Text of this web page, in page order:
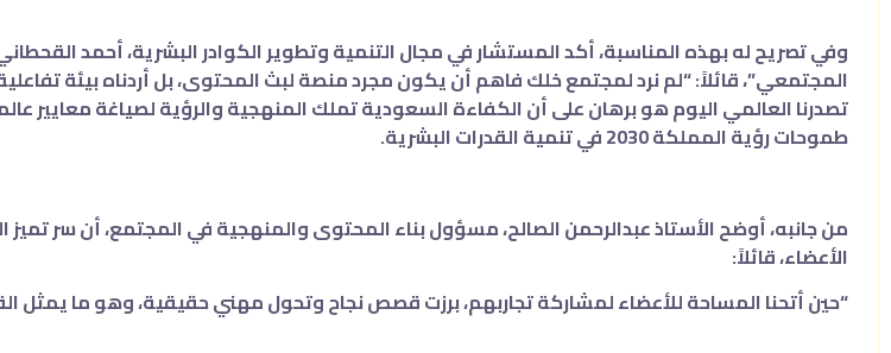
وفي تصريح له بهذه المناسبة، أكد المستشار في مجال التنمية وتطوير الكوادر البشرية، أحمد
المجتمعي”، قائلاً: “لم نرد لمجتمع خلك فاهم أن يكون مجرد منصة لبث المحتوى، بل أردناه بيئة
تصدرنا العالمي اليوم هو برهان على أن الكفاءة السعودية تملك المنهجية والرؤية لصياغة معايير
طموحات رؤية المملكة 2030 في تنمية القدرات البشرية.
من جانبه، أوضح الأستاذ عبدالرحمن الصالح، مسؤول بناء المحتوى والمنهجية في المجتمع، أن سر تميز
الأعضاء، قائلاً:
“حين أتحنا المساحة للأعضاء لمشاركة تجاربهم، برزت قصص نجاح وتحول مهني حقيقية، وهو ما يمثل